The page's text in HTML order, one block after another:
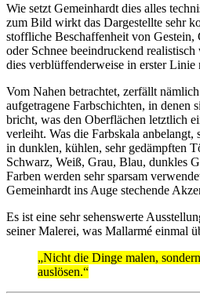
Wie setzt Gemeinhardt dies alles
zum Bild wirkt das Dargestellte sehr
stoffliche Beschaffenheit von Gestein,
oder Schnee beeindruckend
dies verblüffenderweise in erster Linie
Vom Nahen betrachtet, zerfällt
aufgetragene Farbschichten, in denen
bricht, was den Oberflächen letztlich
verleiht. Was die Farbskala
in dunklen, kühlen, sehr gedämpften
Schwarz, Weiß, Grau, Blau, dunkles
Farben werden sehr sparsam
Gemeinhardt ins Auge stechende
Es ist eine sehr sehenswerte
seiner Malerei, was Mallarmé einmal
„Nicht die Dinge malen,
auslösen.“